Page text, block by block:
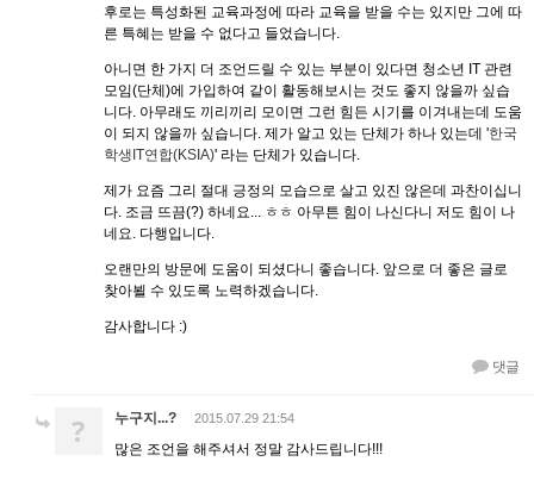
후로는 특성화된 교육과정에 따라 교육을 받을 수는 있지만 그에 따
른 특혜는 받을 수 없다고 들었습니다.
아니면 한 가지 더 조언드릴 수 있는 부분이 있다면 청소년 IT 관련
모임(단체)에 가입하여 같이 활동해보시는 것도 좋지 않을까 싶습
니다. 아무래도 끼리끼리 모이면 그런 힘든 시기를 이겨내는데 도움
이 되지 않을까 싶습니다. 제가 알고 있는 단체가 하나 있는데 '한국
학생IT연합(KSIA)' 라는 단체가 있습니다.
제가 요즘 그리 절대 긍정의 모습으로 살고 있진 않은데 과찬이십니
다. 조금 뜨끔(?) 하네요... ㅎㅎ 아무튼 힘이 나신다니 저도 힘이 나
네요. 다행입니다.
오랜만의 방문에 도움이 되셨다니 좋습니다. 앞으로 더 좋은 글로
찾아뵐 수 있도록 노력하겠습니다.
감사합니다 :)
댓글
? 누구지...? 2015.07.29 21:54
많은 조언을 해주셔서 정말 감사드립니다!!!